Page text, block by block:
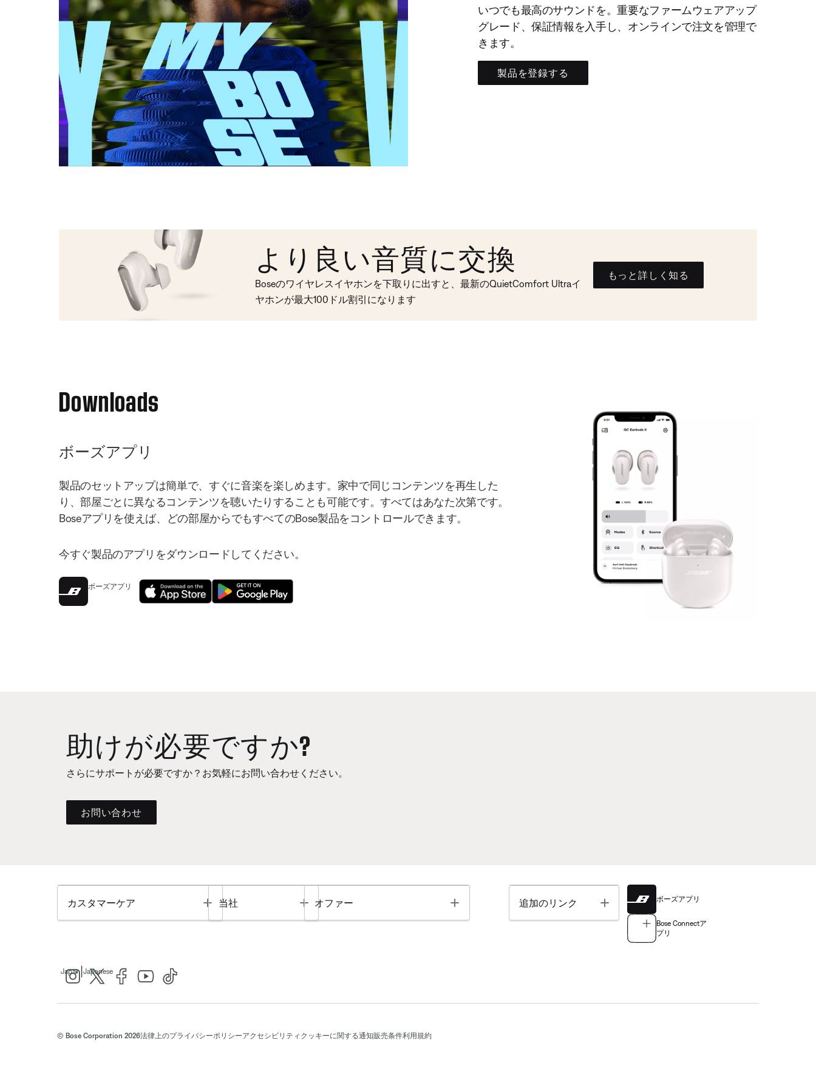
いつでも最高のサウンドを。重要なファームウェアアップ
グレード、保証情報を入手し、オンラインで注文を管理で
きます。
製品を登録する
より良い音質に交換
Boseのワイヤレスイヤホンを下取りに出すと、最新のQuietComfort Ultraイ
ヤホンが最大100ドル割引になります
もっと詳しく知る
Downloads
ボーズアプリ
製品のセットアップは簡単で、すぐに音楽を楽しめます。家中で同じコンテンツを再生した
り、部屋ごとに異なるコンテンツを聴いたりすることも可能です。すべてはあなた次第です。
Boseアプリを使えば、どの部屋からでもすべてのBose製品をコントロールできます。
今すぐ製品のアプリをダウンロードしてください。
ボーズアプリ
助けが必要ですか?
さらにサポートが必要ですか？お気軽にお問い合わせください。
お問い合わせ
カスタマーケア Toggle
当社 Toggle
オファー Toggle 追加のリンク Toggle ボーズアプリ
Bose Connectア
プリ
Japan Japanese
© Bose Corporation 2026法律上のプライバシーポリシーアクセシビリティ クッキーに関する通知販売条件利用規約